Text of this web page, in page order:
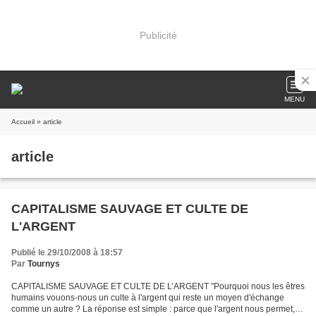
Publicité
MENU
Accueil » article
article
CAPITALISME SAUVAGE ET CULTE DE
L'ARGENT
Publié le 29/10/2008 à 18:57
Par Tournys
CAPITALISME SAUVAGE ET CULTE DE L’ARGENT "Pourquoi nous les êtres
humains vouons-nous un culte à l'argent qui reste un moyen d'échange
comme un autre ? La réponse est simple : parce que l'argent nous permet,